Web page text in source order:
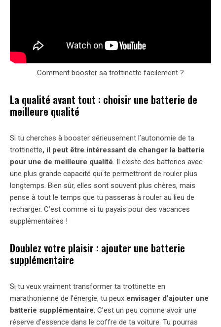
Comment booster sa trottinette facilement ?
La qualité avant tout : choisir une batterie de
meilleure qualité
Si tu cherches à booster sérieusement l’autonomie de ta
trottinette, il peut être intéressant de changer la batterie
pour une de meilleure qualité. Il existe des batteries avec
une plus grande capacité qui te permettront de rouler plus
longtemps. Bien sûr, elles sont souvent plus chères, mais
pense à tout le temps que tu passeras à rouler au lieu de
recharger. C’est comme si tu payais pour des vacances
supplémentaires !
Doublez votre plaisir : ajouter une batterie
supplémentaire
Si tu veux vraiment transformer ta trottinette en
marathonienne de l’énergie, tu peux envisager d’ajouter une
batterie supplémentaire. C’est un peu comme avoir une
réserve d’essence dans le coffre de ta voiture. Tu pourras